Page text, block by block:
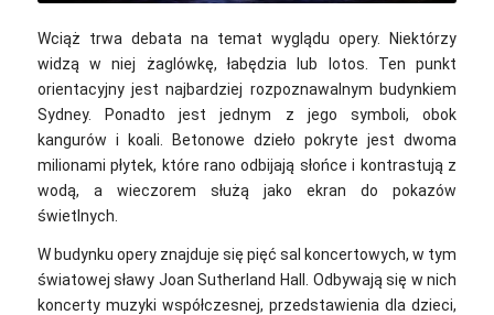
Wciąż trwa debata na temat wyglądu opery. Niektórzy
widzą w niej żaglówkę, łabędzia lub lotos. Ten punkt
orientacyjny jest najbardziej rozpoznawalnym budynkiem
Sydney. Ponadto jest jednym z jego symboli, obok
kangurów i koali. Betonowe dzieło pokryte jest dwoma
milionami płytek, które rano odbijają słońce i kontrastują z
wodą, a wieczorem służą jako ekran do pokazów
świetlnych.
W budynku opery znajduje się pięć sal koncertowych, w tym
światowej sławy Joan Sutherland Hall. Odbywają się w nich
koncerty muzyki współczesnej, przedstawienia dla dzieci,